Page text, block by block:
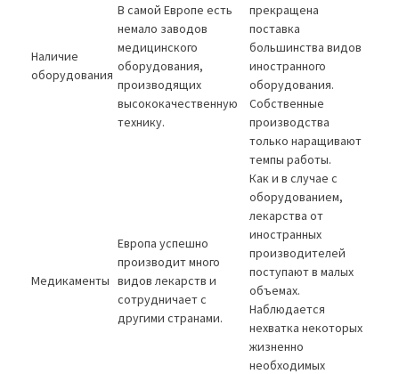
Наличие
оборудования
В самой Европе есть
немало заводов
медицинского
оборудования,
производящих
высококачественную
технику.
прекращена
поставка
большинства видов
иностранного
оборудования.
Собственные
производства
только наращивают
темпы работы.
Медикаменты
Европа успешно
производит много
видов лекарств и
сотрудничает с
другими странами.
Как и в случае с
оборудованием,
лекарства от
иностранных
производителей
поступают в малых
объемах.
Наблюдается
нехватка некоторых
жизненно
необходимых